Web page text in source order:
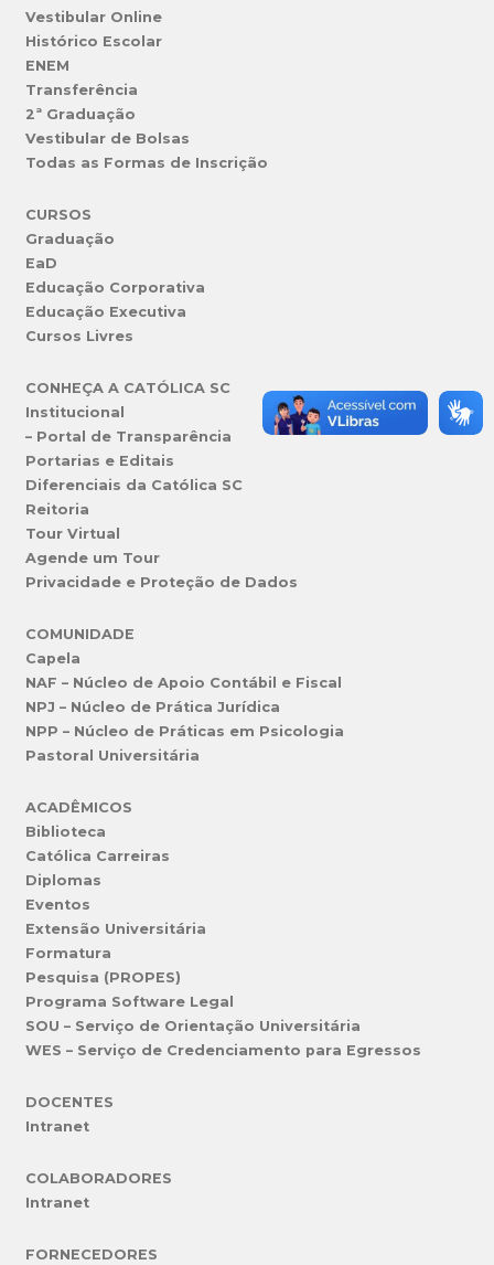
Vestibular Online
Histórico Escolar
ENEM
Transferência
2ª Graduação
Vestibular de Bolsas
Todas as Formas de Inscrição
CURSOS
Graduação
EaD
Educação Corporativa
Educação Executiva
Cursos Livres
CONHEÇA A CATÓLICA SC
Institucional
– Portal de Transparência
Portarias e Editais
Diferenciais da Católica SC
Reitoria
Tour Virtual
Agende um Tour
Privacidade e Proteção de Dados
COMUNIDADE
Capela
NAF – Núcleo de Apoio Contábil e Fiscal
NPJ – Núcleo de Prática Jurídica
NPP – Núcleo de Práticas em Psicologia
Pastoral Universitária
ACADÊMICOS
Biblioteca
Católica Carreiras
Diplomas
Eventos
Extensão Universitária
Formatura
Pesquisa (PROPES)
Programa Software Legal
SOU – Serviço de Orientação Universitária
WES – Serviço de Credenciamento para Egressos
DOCENTES
Intranet
COLABORADORES
Intranet
FORNECEDORES